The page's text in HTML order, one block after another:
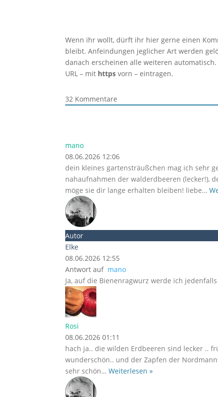
Wenn ihr wollt, dürft ihr hier gerne einen
bleibt. Anfeindungen jeglicher Art werden
danach erscheinen alle weiteren
URL – mit https vorn – eintragen.
32 Kommentare
mano
08.06.2026 12:06
dein kleines gartensträußchen mag ich sehr
nahaufnahmen der walderdbeeren (lecker!),
möge sie dir lange erhalten bleiben! liebe…
Autor
Elke
08.06.2026 12:55
Antwort auf mano
Ja, auf die Bienenragwurz werde ich
Rosi
08.06.2026 01:11
hach ja.. die wilden Erdbeeren sind lecker ..
wunderschön.. und der Zapfen der
sehr schön…Weiterlesen »